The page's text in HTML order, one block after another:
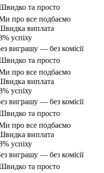
та просто
про все подбаємо
виплата
успіху
виграшу — без комісії
та просто
про все подбаємо
виплата
успіху
виграшу — без комісії
та просто
про все подбаємо
виплата
успіху
виграшу — без комісії
та просто